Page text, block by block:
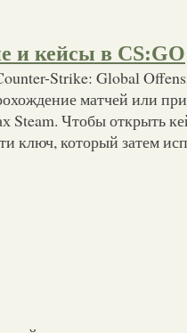
и кейсы в CS:GO
Strike: Global
матчей или
Steam. Чтобы открыть
ключ, который затем